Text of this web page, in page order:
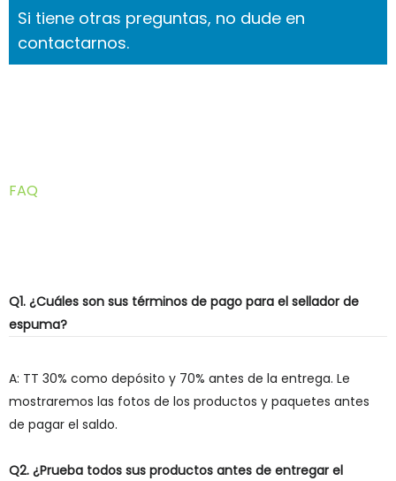
Si tiene otras preguntas, no dude en
contactarnos.
FAQ
Q1. ¿Cuáles son sus términos de pago para el sellador de
espuma?
A: TT 30% como depósito y 70% antes de la entrega. Le
mostraremos las fotos de los productos y paquetes antes
de pagar el saldo.
Q2. ¿Prueba todos sus productos antes de entregar el